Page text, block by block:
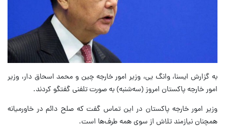
به گزارش ایسنا، وانگ یی، وزیر امور خارجه چین و محمد اسحاق دار، وزیر
امور خارجه پاکستان امروز (سه‌شنبه) به صورت تلفنی گفتگو کردند.
وزیر امور خارجه پاکستان در این تماس گفت که صلح دائم در خاورمیانه
همچنان نیازمند تلاش از سوی همه طرف‌ها است.